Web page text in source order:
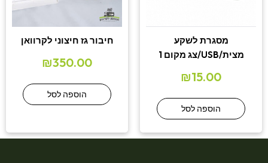
מסגרת לשקע
מצית/USB/צג מקום 1
₪15.00
הוספה לסל
חיבור גז חיצוני לקרוואן
₪350.00
הוספה לסל